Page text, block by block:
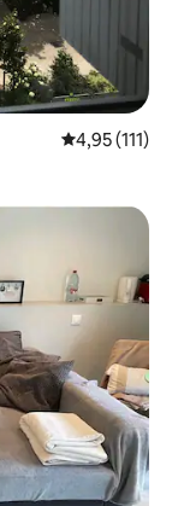
Vidējais
4,95 (111)